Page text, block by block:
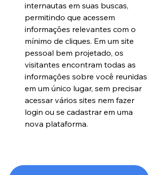
internautas em suas buscas,
permitindo que acessem
informações relevantes com o
mínimo de cliques. Em um site
pessoal bem projetado, os
visitantes encontram todas as
informações sobre você reunidas
em um único lugar, sem precisar
acessar vários sites nem fazer
login ou se cadastrar em uma
nova plataforma.